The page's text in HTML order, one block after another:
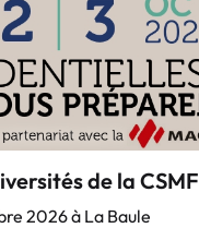
de la CSMF
2026 à La Baule